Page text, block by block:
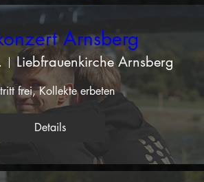
Arnsberg
Liebfrauenkirche Arnsberg
frei, Kollekte erbeten
Details